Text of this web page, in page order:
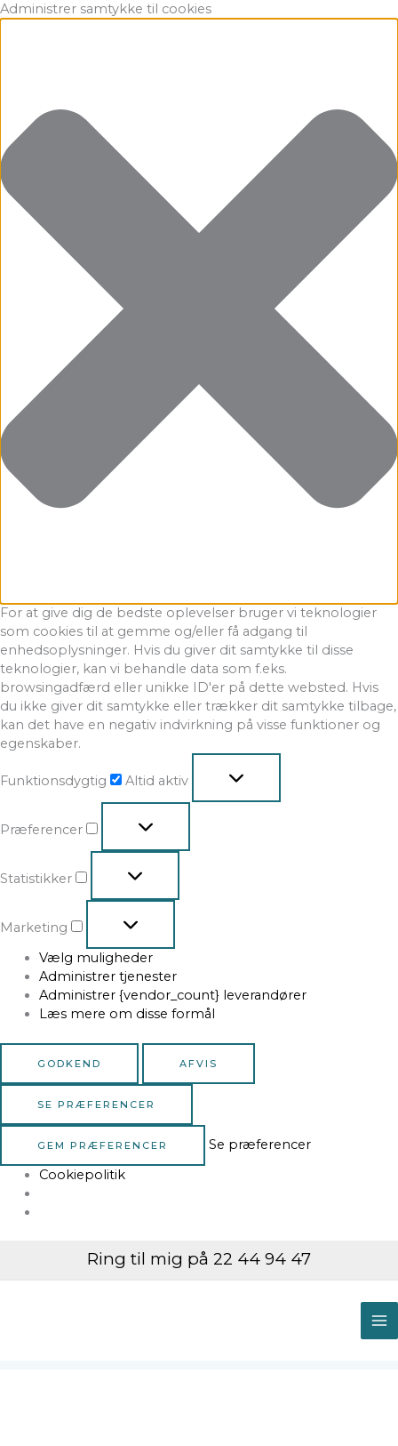
Administrer samtykke til cookies
For at give dig de bedste oplevelser bruger vi teknologier
som cookies til at gemme og/eller få adgang til
enhedsoplysninger. Hvis du giver dit samtykke til disse
teknologier, kan vi behandle data som f.eks.
browsingadfærd eller unikke ID'er på dette websted. Hvis
du ikke giver dit samtykke eller trækker dit samtykke tilbage,
kan det have en negativ indvirkning på visse funktioner og
egenskaber.
Funktionsdygtig
Funktionsdygtig
Altid aktiv
Præferencer
Præferencer
Statistikker
Statistikker
Marketing
Marketing
Vælg muligheder
Administrer tjenester
Administrer {vendor_count} leverandører
Læs mere om disse formål
GODKEND AFVIS
SE PRÆFERENCER
GEM PRÆFERENCER
Se præferencer
Cookiepolitik
Gå
til
Ring til mig på 22 44 94 47